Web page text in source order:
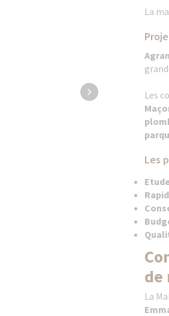
La
Les
Les
de
La